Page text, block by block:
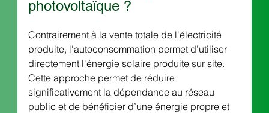
photovoltaïque ?
Contrairement à la vente totale de l'électricité
produite, l'autoconsommation permet d’utiliser
directement l'énergie solaire produite sur site.
Cette approche permet de réduire
significativement la dépendance au réseau
public et de bénéficier d’une énergie propre et